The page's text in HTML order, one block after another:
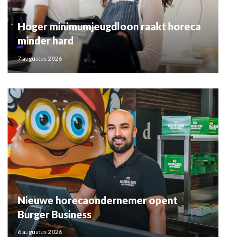
Hoger minimumjeugdloon raakt horeca
minder hard
7 augustus 2026
Nieuwe horecaondernemer opent
Burger Business
6 augustus 2026